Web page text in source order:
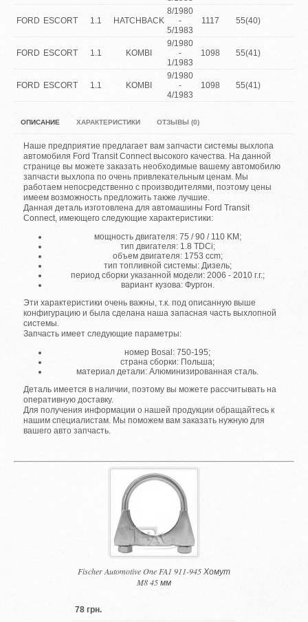
FORD ESCORT 1.1 HATCHBACK
8/1980
-
5/1983
1117 55(40)
FORD ESCORT 1.1 KOMBI
9/1980
-
1/1983
1098 55(41)
FORD ESCORT 1.1 KOMBI
9/1980
-
4/1983
1098 55(41)
ОПИСАНИЕ ХАРАКТЕРИСТИКИ ОТЗЫВЫ (0)
Наше предприятие предлагает вам запчасти системы выхлопа
автомобиля Ford Transit Connect высокого качества. На данной
странице вы можете заказать необходимые вашему автомобилю
запчасти выхлопа по очень привлекательным ценам. Мы
работаем непосредственно с производителями, поэтому цены
имеем возможность предложить также лучшие.
Данная деталь изготовлена для автомашины Ford Transit
Connect, имеющего следующие характеристики:
мощность двигателя: 75 / 90 / 110 KM;
тип двигателя: 1.8 TDCi;
объем двигателя: 1753 ccm;
тип топливной системы: Дизель;
период сборки указанной модели: 2006 - 2010 г.г.;
вариант кузова: Фургон.
Эти характеристики очень важны, т.к. под описанную выше
конфигурацию и была сделана наша запасная часть выхлопной
системы.
Запчасть имеет следующие параметры:
номер Bosal: 750-195;
страна сборки: Польша;
материал детали: Алюминизированная сталь.
Деталь имеется в наличии, поэтому вы можете рассчитывать на
оперативную доставку.
Для получения информации о нашей продукции обращайтесь к
нашим специалистам. Мы поможем вам заказать нужную для
вашего авто запчасть.
Fischer Automotive One FA1 911-945 Хомут
M8 45 мм
78 грн.